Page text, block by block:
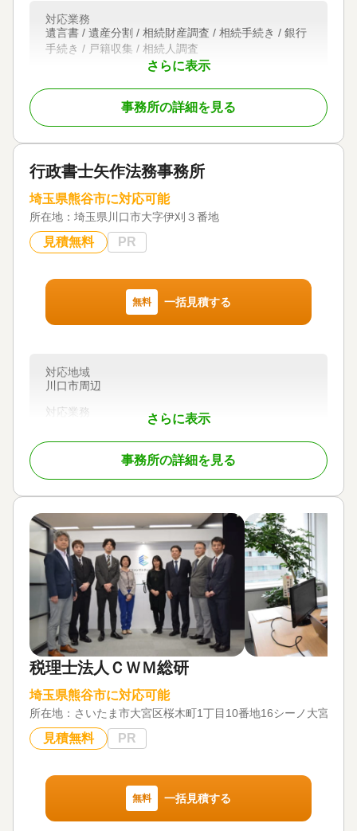
支店の無料相談でできること】
・相続人調査（戸籍謄本の収集・金融機関・不動産
の名寄帳調査）を任せたい
・遺留分侵害額請求について、生前贈与も含めて適
正な金額を知りたい
・相続登記や相続税申告まで、まとめて相談できる
東京、神奈川、埼玉、千葉
対応業務
遺言書 / 遺産分割 / 相続財産調査 / 相続税申告 / 相続
登記 / 相続放棄 / 成年後見 / 家族信託 / 相続手続き /
銀行手続き / 戸籍収集 / 相続税対策 / 相続人調査 / 相
対応体制
電話相談可 / 女性スタッフ対応可 / 土日相談可 / 初回
相談無料 / 18時以降相談可 / オンライン面談可 / 事務
さらに表示
対応業務
遺言書 / 遺産分割 / 相続財産調査 / 相続手続き / 銀行
手続き / 戸籍収集 / 相続人調査
初回相談無料
事務所の詳細を見る
行政書士矢作法務事務所
埼玉県熊谷市に対応可能
所在地： 埼玉県川口市大字伊刈３番地
見積無料 PR
無料 一括見積する
さらに表示
対応地域
川口市周辺
対応業務
遺言書 / 遺産分割 / 相続財産調査 / 相続手続き / 銀行
手続き / 戸籍収集 / 相続人調査
初回相談無料
事務所の詳細を見る
税理士法人ＣＷＭ総研
埼玉県熊谷市に対応可能
所在地： さいたま市大宮区桜木町1丁目10番地16シーノ大宮ノー
見積無料 PR
無料 一括見積する